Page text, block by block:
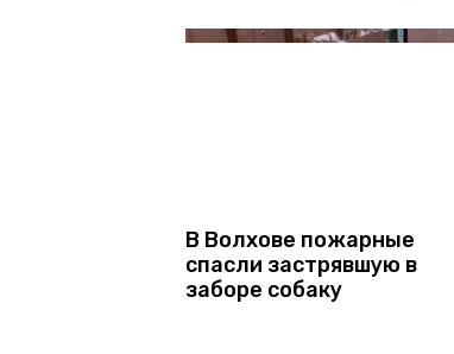
В Волхове пожарные
спасли застрявшую в
заборе собаку